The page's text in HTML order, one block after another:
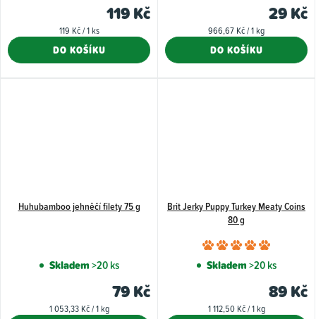
je
5,0
119 Kč
Měrná
119 Kč / 1 ks
DO KOŠÍKU
29 Kč
Měrná
966,67 Kč / 1 kg
DO KOŠÍKU
Huhubamboo jehněčí filety 75 g
Skladem>20 ks
79 Kč
Měrná
1 053,33 Kč / 1 kg
Brit Jerky Puppy Turkey Meaty Coins
80 g
je
5,0
Skladem>20 ks
89 Kč
Měrná
1 112,50 Kč / 1 kg